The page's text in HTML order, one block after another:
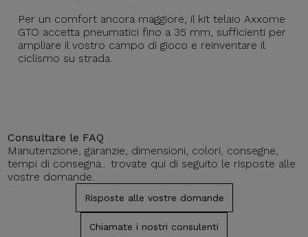
Per un comfort ancora maggiore, il kit telaio Axxome
GTO accetta pneumatici fino a 35 mm, sufficienti per
ampliare il vostro campo di gioco e reinventare il
ciclismo su strada.
Consultare le FAQ
Manutenzione, garanzie, dimensioni, colori, consegne,
tempi di consegna... trovate qui di seguito le risposte alle
vostre domande.
Risposte alle vostre domande
Chiamate i nostri consulenti